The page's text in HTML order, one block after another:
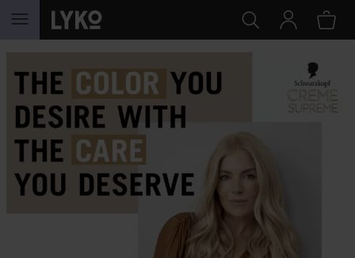
HOPPA TILL INNEHÅLLET